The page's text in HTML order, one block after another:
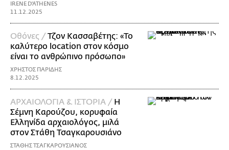
IRENE D'ATHENES
11.12.2025
Οθόνες /Τζον Κασσαβέτης: «Το
καλύτερο location στον κόσμο
είναι το ανθρώπινο πρόσωπο»
ΧΡΗΣΤΟΣ ΠΑΡΙΔΗΣ
8.12.2025
ΑΡΧΑΙΟΛΟΓΙΑ & ΙΣΤΟΡΙΑ / Η
Σέμνη Καρούζου, κορυφαία
Ελληνίδα αρχαιολόγος, μιλά
στον Στάθη Τσαγκαρουσιάνο
ΣΤΑΘΗΣ ΤΣΑΓΚΑΡΟΥΣΙΑΝΟΣ